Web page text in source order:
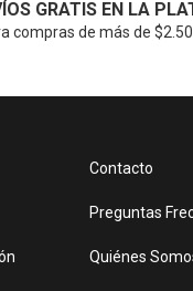
GRATIS EN LA
compras de más de
Contacto
Preguntas
Quiénes